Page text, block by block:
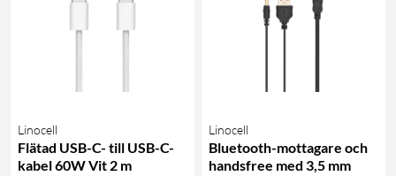
Linocell
Flätad USB-C- till USB-C-
kabel 60W Vit 2 m
Linocell
Bluetooth-mottagare och
handsfree med 3,5 mm